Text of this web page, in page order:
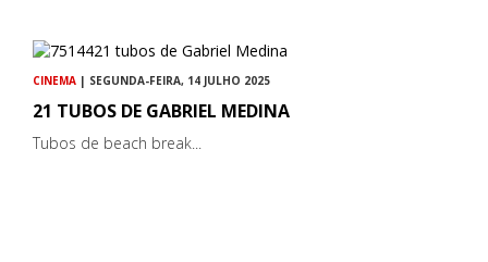
CINEMA | SEGUNDA-FEIRA, 14 JULHO 2025
21 TUBOS DE GABRIEL MEDINA
Tubos de beach break...